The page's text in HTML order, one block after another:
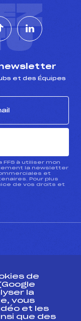
et des Équipes
FFS à utiliser mon
la newsletter
et
Pour plus
de vos droits et
de
la
vous
et les
que des